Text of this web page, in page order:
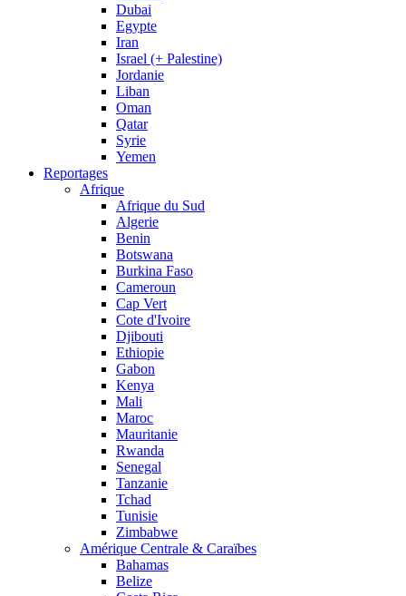
Dubai
Egypte
Iran
Israel (+ Palestine)
Jordanie
Liban
Oman
Qatar
Syrie
Yemen
Reportages
Afrique
Afrique du Sud
Algerie
Benin
Botswana
Burkina Faso
Cameroun
Cap Vert
Cote d'Ivoire
Djibouti
Ethiopie
Gabon
Kenya
Mali
Maroc
Mauritanie
Rwanda
Senegal
Tanzanie
Tchad
Tunisie
Zimbabwe
Amérique Centrale & Caraïbes
Bahamas
Belize